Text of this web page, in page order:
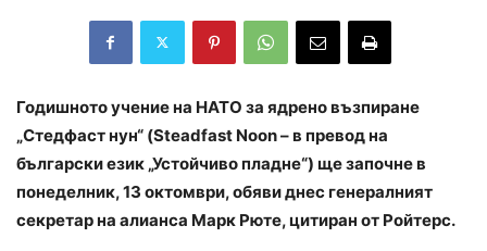
Годишното учение на НАТО за ядрено възпиране
„Стедфаст нун“ (Steadfast Noon – в превод на
български език „Устойчиво пладне“) ще започне в
понеделник, 13 октомври, обяви днес генералният
секретар на алианса Марк Рюте, цитиран от Ройтерс.